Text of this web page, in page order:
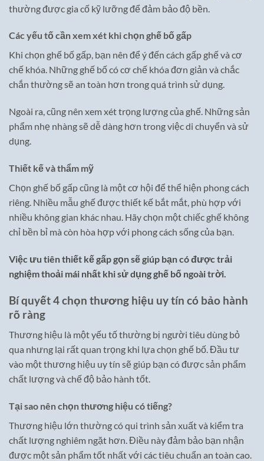
thường được gia cố kỹ lưỡng để đảm bảo độ bền.
Các yếu tố cần xem xét khi chọn ghế bố gấp
Khi chọn ghế bố gấp, bạn nên để ý đến cách gấp ghế và cơ
chế khóa. Những ghế bố có cơ chế khóa đơn giản và chắc
chắn thường sẽ an toàn hơn trong quá trình sử dụng.
Ngoài ra, cũng nên xem xét trọng lượng của ghế. Những sản
phẩm nhẹ nhàng sẽ dễ dàng hơn trong việc di chuyển và sử
dụng.
Thiết kế và thẩm mỹ
Chọn ghế bố gấp cũng là một cơ hội để thể hiện phong cách
riêng. Nhiều mẫu ghế được thiết kế bắt mắt, phù hợp với
nhiều không gian khác nhau. Hãy chọn một chiếc ghế không
chỉ bền bỉ mà còn hòa hợp với phong cách sống của bạn.
Việc ưu tiên thiết kế gấp gọn sẽ giúp bạn có được trải
nghiệm thoải mái nhất khi sử dụng ghế bố ngoài trời.
Bí quyết 4 chọn thương hiệu uy tín có bảo hành
rõ ràng
Thương hiệu là một yếu tố thường bị người tiêu dùng bỏ
qua nhưng lại rất quan trọng khi lựa chọn ghế bố. Đầu tư
vào một thương hiệu uy tín sẽ giúp bạn có được sản phẩm
chất lượng và chế độ bảo hành tốt.
Tại sao nên chọn thương hiệu có tiếng?
Thương hiệu lớn thường có qui trình sản xuất và kiểm tra
chất lượng nghiêm ngặt hơn. Điều này đảm bảo bạn nhận
được một sản phẩm tốt nhất với các tiêu chuẩn an toàn cao.